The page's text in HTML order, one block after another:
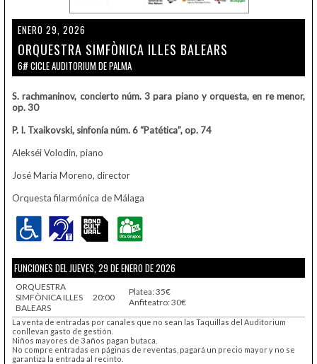
ENERO 29, 2026
ORQUESTRA SIMFÒNICA ILLES BALEARS
6# CICLE AUDITORIUM DE PALMA
S. rachmaninov, concierto núm. 3 para piano yorquesta, en re menor,
op. 30
P. I. Txaikovski, sinfonía núm. 6 “Patética”, op. 74
Alekséi Volodin, piano
José Maria Moreno, director
Orquesta filarmónica de Málaga
FUNCIONES DEL JUEVES, 29 DE ENERO DE 2026
ORQUESTRA
SIMFÒNICA ILLES
BALEARS
20:00
Platea: 35€
Anfiteatro: 30€
La venta de entradas por canales que no sean las Taquillas del Auditorium
conllevan gasto de gestión.
Niños mayores de 3 años pagan butaca.
No compre entradas en páginas de reventas, pagará un precio mayor y no se
garantiza la entrada al recinto.